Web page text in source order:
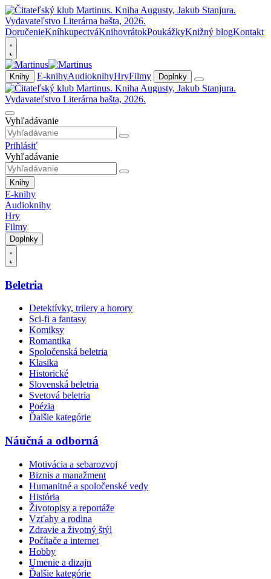
DoručenieKníhkupectváKnihovrátokPoukážkyKnižný blogKontakt
Knihy E-knihyAudioknihyHryFilmy Doplnky
Vyhľadávanie
Prihlásiť
Vyhľadávanie
Knihy
E-knihy
Audioknihy
Hry
Filmy
Doplnky
Beletria
Detektívky, trilery a horory
Sci-fi a fantasy
Komiksy
Romantika
Spoločenská beletria
Klasika
Historické
Slovenská beletria
Svetová beletria
Poézia
Ďalšie kategórie
Náučná a odborná
Motivácia a sebarozvoj
Biznis a manažment
Humanitné a spoločenské vedy
História
Životopisy a reportáže
Vzťahy a rodina
Zdravie a životný štýl
Počítače a internet
Hobby
Umenie a dizajn
Ďalšie kategórie